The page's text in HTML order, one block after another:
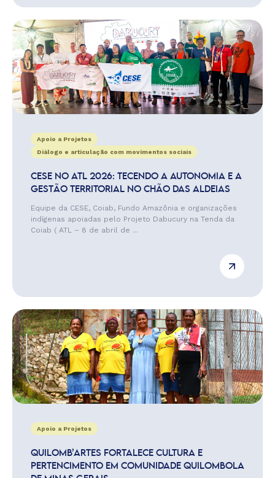
Apoio a Projetos
Diálogo e articulação com movimentos sociais
CESE NO ATL 2026: TECENDO A AUTONOMIA E A
GESTÃO TERRITORIAL NO CHÃO DAS ALDEIAS
Equipe da CESE, Coiab, Fundo Amazônia e organizações
indígenas apoiadas pelo Projeto Dabucury na Tenda da
Coiab ( ATL – 8 de abril de ...
Apoio a Projetos
QUILOMB’ARTES FORTALECE CULTURA E
PERTENCIMENTO EM COMUNIDADE QUILOMBOLA